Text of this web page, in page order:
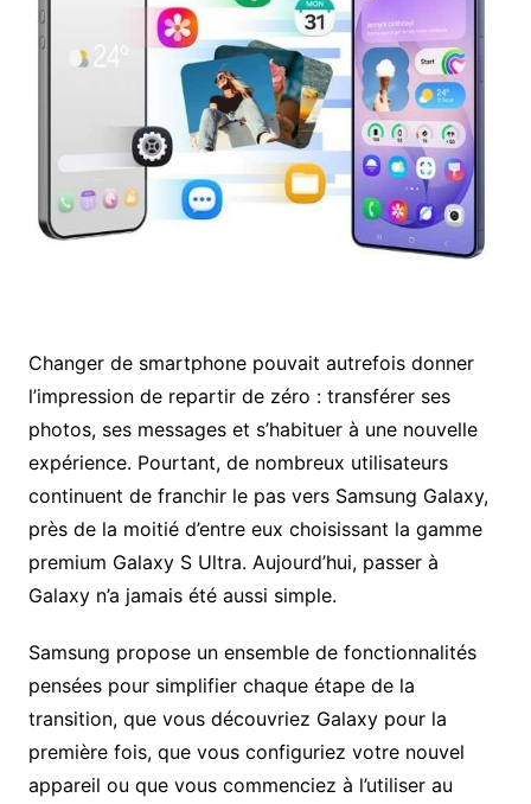
Changer de smartphone pouvait autrefois donner
l’impression de repartir de zéro : transférer ses
photos, ses messages et s’habituer à une nouvelle
expérience. Pourtant, de nombreux utilisateurs
continuent de franchir le pas vers Samsung Galaxy,
près de la moitié d’entre eux choisissant la gamme
premium Galaxy S Ultra. Aujourd’hui, passer à
Galaxy n’a jamais été aussi simple.
Samsung propose un ensemble de fonctionnalités
pensées pour simplifier chaque étape de la
transition, que vous découvriez Galaxy pour la
première fois, que vous configuriez votre nouvel
appareil ou que vous commenciez à l’utiliser au